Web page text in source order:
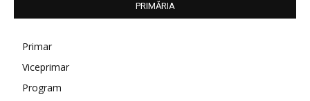
PRIMĂRIA
Primar
Viceprimar
Program